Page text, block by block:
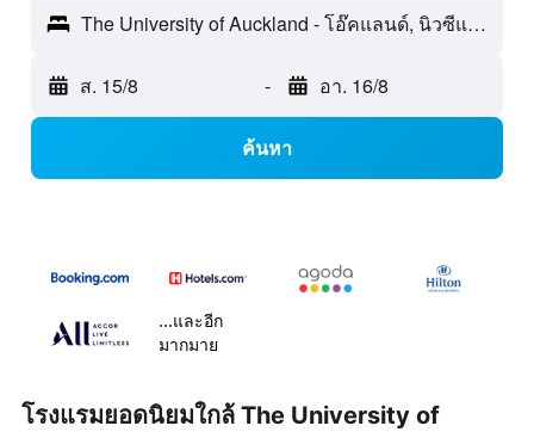
The University of Auckland - โอ๊คแลนด์, นิวซีแลนด์
ส. 15/8 - อา. 16/8
ค้นหา
...และอีก
มากมาย
โรงแรมยอดนิยมใกล้ The University of